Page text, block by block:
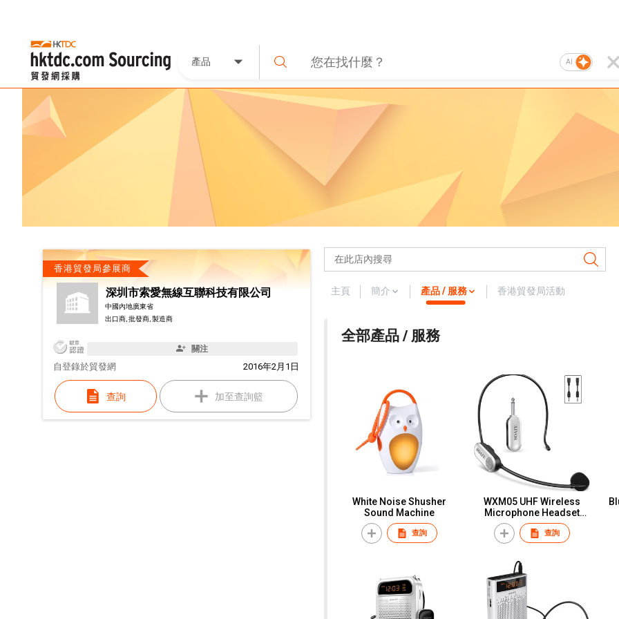
產品 AI
香港貿發局參展商
深圳市索愛無線互聯科技有限公司
中國內地廣東省
出口商, 批發商, 製造商
關注
自 2016年2月1日
登錄於貿發網
查詢 加至查詢籃
主頁 簡介 產品 / 服務 香港貿發局活動
全部產品 / 服務
White Noise Shusher
Sound Machine
查詢
WXM05 UHF Wireless
Microphone Headset
System
查詢